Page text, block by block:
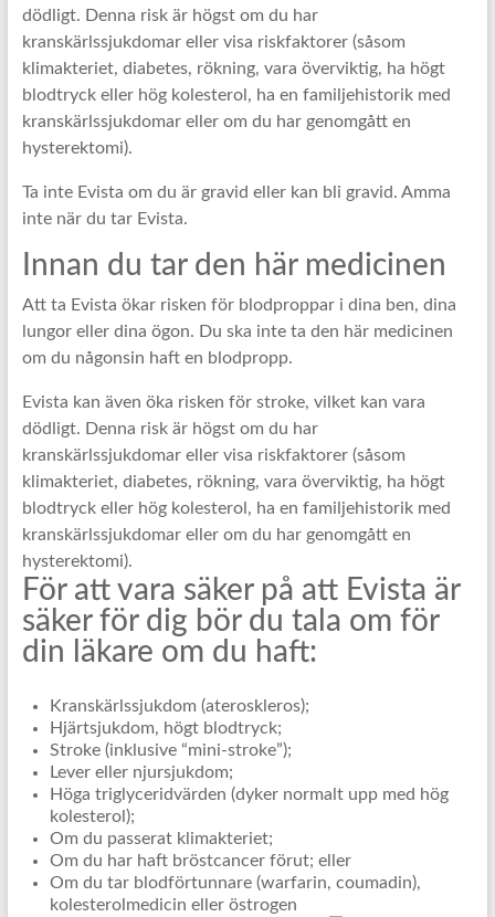
dödligt. Denna risk är högst om du har
kranskärlssjukdomar eller visa riskfaktorer (såsom
klimakteriet, diabetes, rökning, vara överviktig, ha högt
blodtryck eller hög kolesterol, ha en familjehistorik med
kranskärlssjukdomar eller om du har genomgått en
hysterektomi).
Ta inte Evista om du är gravid eller kan bli gravid. Amma
inte när du tar Evista.
Innan du tar den här medicinen
Att ta Evista ökar risken för blodproppar i dina ben, dina
lungor eller dina ögon. Du ska inte ta den här medicinen
om du någonsin haft en blodpropp.
Evista kan även öka risken för stroke, vilket kan vara
dödligt. Denna risk är högst om du har
kranskärlssjukdomar eller visa riskfaktorer (såsom
klimakteriet, diabetes, rökning, vara överviktig, ha högt
blodtryck eller hög kolesterol, ha en familjehistorik med
kranskärlssjukdomar eller om du har genomgått en
hysterektomi).
För att vara säker på att Evista är
säker för dig bör du tala om för
din läkare om du haft:
Kranskärlssjukdom (ateroskleros);
Hjärtsjukdom, högt blodtryck;
Stroke (inklusive “mini-stroke”);
Lever eller njursjukdom;
Höga triglyceridvärden (dyker normalt upp med hög
kolesterol);
Om du passerat klimakteriet;
Om du har haft bröstcancer förut; eller
Om du tar blodförtunnare (warfarin, coumadin),
kolesterolmedicin eller östrogen